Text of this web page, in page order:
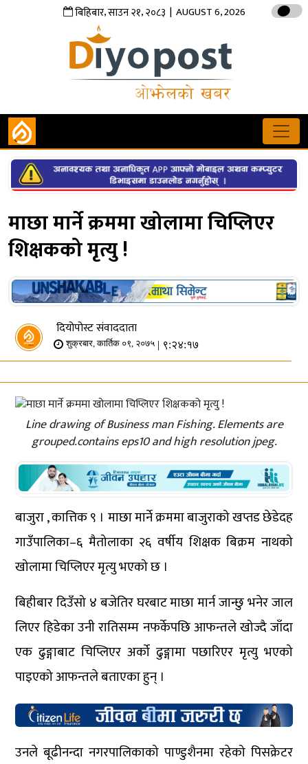
बिहिबार,साउन२१,२०८३ | AUGUST 6, 2026
माछा मार्ने क्रममा खोलामा चिप्लिएर
शिक्षकको मृत्यु !
दियोपोस्ट संवाददाता
शुक्रबार, कार्तिक ०९, २०७५ | ९:२४:१७
Line drawing of Business man Fishing. Elements are
grouped.contains eps10 and high resolution jpeg.
बाजुरा , कात्तिक ९ । माछा मार्ने क्रममा बाजुराको खप्तड छेडेदह
गाउँपालिका–६ मैतोलाका २६ वर्षीय शिक्षक बिक्रम नाथको
खोलामा चिप्लिएर मृत्यु भएको छ ।
बिहीबार दिउँसो ४ बजेतिर घरबाट माछा मार्न जान्छु भनेर जाल
लिएर हिडेका उनी रातिसम्म नफर्केपछि आफन्तले खोज्दै जाँदा
एक ढुङ्गाबाट चिप्लिएर अर्को ढुङ्गामा पछारिएर मृत्यु भएको
पाइएको आफन्तले बताएका हुन् ।
उनले बूढीनन्दा नगरपालिकाको पाण्डुशैनमा रहेको पिसक्रेटर